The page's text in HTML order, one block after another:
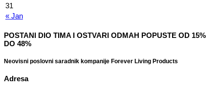
« Jan
31
POSTANI DIO TIMA I OSTVARI ODMAH POPUSTE OD 15%
DO 48%
Neovisni poslovni saradnik kompanije Forever Living Products
Adresa